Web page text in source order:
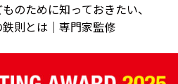
のために知っておきたい、
鉄則とは｜専門家監修